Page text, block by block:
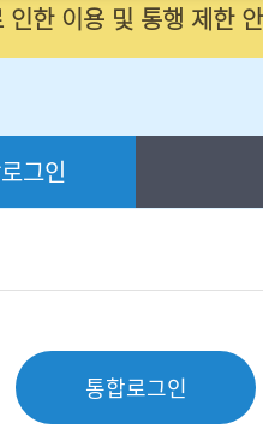
인한 이용 및 통행 제한
그인
통합로그인